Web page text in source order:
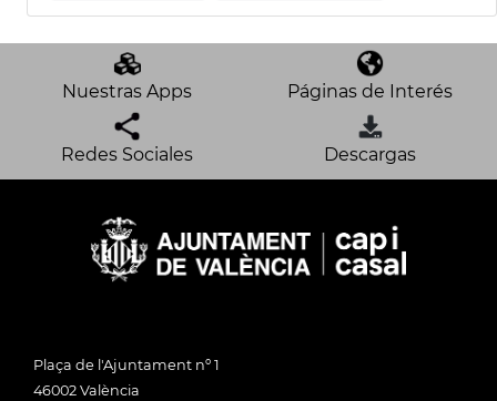
Nuestras Apps Páginas de Interés
Redes Sociales Descargas
Plaça de l'Ajuntament nº 1
46002 València